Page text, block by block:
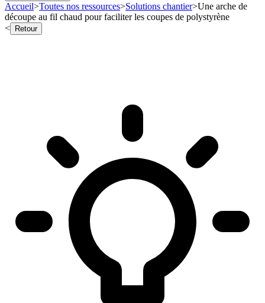
Accueil>Toutes nos ressources>Solutions chantier>Une arche de
découpe au fil chaud pour faciliter les coupes de polystyrène
<
Retour